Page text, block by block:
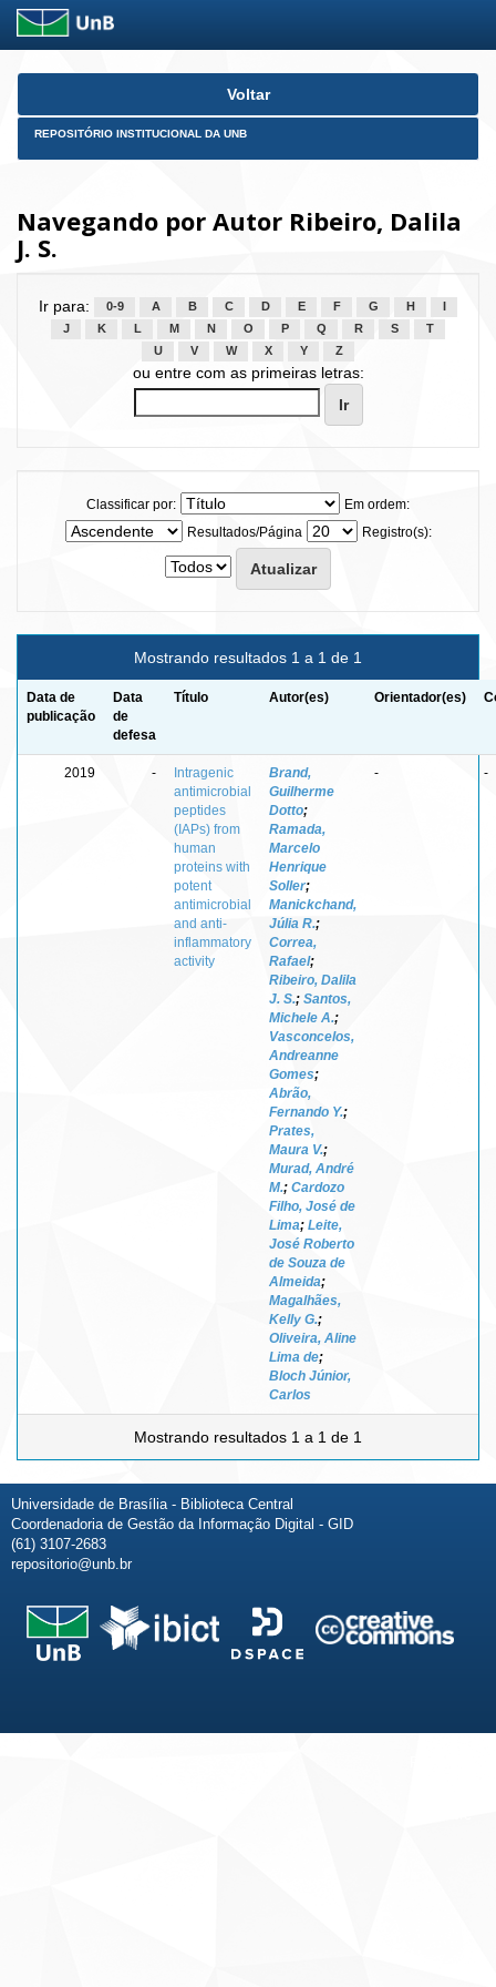
Skip
Voltar
REPOSITÓRIO INSTITUCIONAL DA UNB
Navegando por Autor Ribeiro, Dalila
J. S.
Ir para: 0-9 A B C D E F G H
J
K L M N O P Q R S
T
U
V W X Y Z
ou entre com as primeiras letras:
Classificar por:
Em ordem:
Resultados/Página
Registro(s):
Mostrando resultados 1 a 1 de 1
Data de
publicação
Data
de
defesa
Título Autor(es) Orientador(es)
2019 -
Intragenic
antimicrobial
peptides
(IAPs) from
human
proteins with
potent
antimicrobial
and anti-
inflammatory
activity
Brand,
Guilherme
Dotto;
Ramada,
Marcelo
Henrique
Soller;
Manickchand,
Júlia R.;
Correa,
Rafael;
Ribeiro, Dalila
J. S.; Santos,
Michele A.;
Vasconcelos,
Andreanne
Gomes;
Abrão,
Fernando Y.;
Prates,
Maura V.;
Murad, André
M.; Cardozo
Filho, José de
Lima; Leite,
José Roberto
de Souza de
Almeida;
Magalhães,
Kelly G.;
Oliveira, Aline
Lima de;
Bloch Júnior,
Carlos
- -
Mostrando resultados 1 a 1 de 1
Universidade de Brasília - Biblioteca Central
Coordenadoria de Gestão da Informação Digital - GID
(61) 3107-2683
repositorio@unb.br